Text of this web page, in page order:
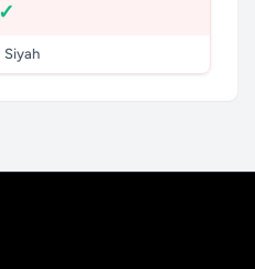
Siyah